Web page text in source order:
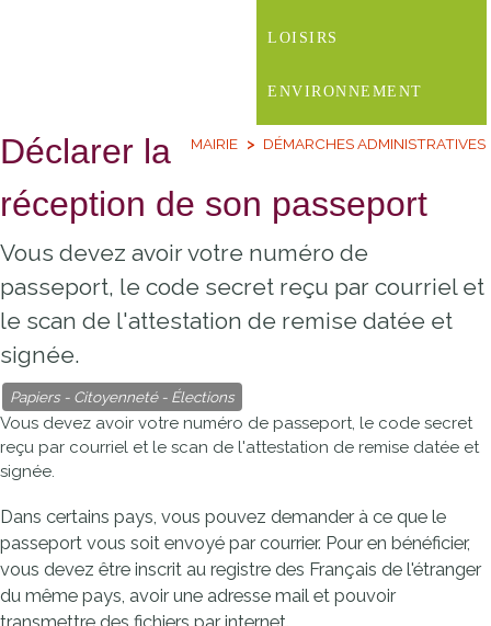
LOISIRS
ENVIRONNEMENT
MAIRIE DÉMARCHES ADMINISTRATIVES
Déclarer la
réception de son passeport
Vous devez avoir votre numéro de
passeport, le code secret reçu par courriel et
le scan de l'attestation de remise datée et
signée.
Papiers - Citoyenneté - Élections
Vous devez avoir votre numéro de passeport, le code secret
reçu par courriel et le scan de l'attestation de remise datée et
signée.
Dans certains pays, vous pouvez demander à ce que le
passeport vous soit envoyé par courrier. Pour en bénéficier,
vous devez être inscrit au registre des Français de l'étranger
du même pays, avoir une adresse mail et pouvoir